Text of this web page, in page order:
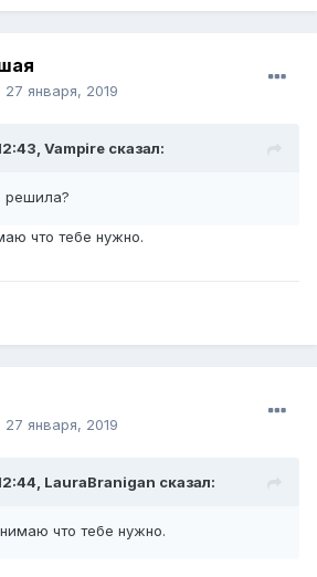
27 января, 2019
Vampirе сказал:
решила?
что тебе нужно.
27 января, 2019
LauraBranigan сказал:
что тебе нужно.